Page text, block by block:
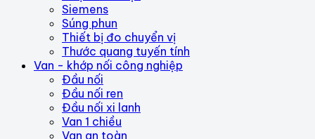
Siemens
Súng phun
Thiết bị đo chuyển vị
Thước quang tuyến tính
Van - khớp nối công nghiệp
Đầu nối
Đầu nối ren
Đầu nối xi lanh
Van 1 chiều
Van an toàn